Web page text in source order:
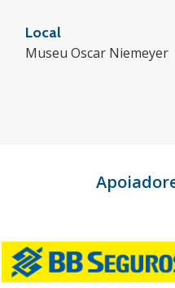
Local
Museu Oscar Niemeyer